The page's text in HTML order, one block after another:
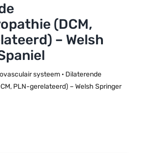
(DCM,
– Welsh
systeem• Dilaterende
PLN-gerelateerd) – Welsh Springer